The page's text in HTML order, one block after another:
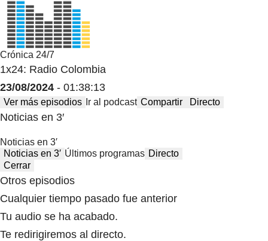
Crónica 24/7
1x24: Radio Colombia
23/08/2024 - 01:38:13
Ver más episodios Ir al podcast Compartir Directo
Noticias en 3′
Noticias en 3′
Noticias en 3′ Últimos programas Directo
Cerrar
Otros episodios
Cualquier tiempo pasado fue anterior
Tu audio se ha acabado.
Te redirigiremos al directo.